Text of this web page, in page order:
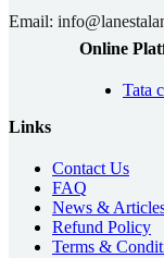
Email:
Online
Tata
Links
Contact Us
FAQ
News &
Refund Policy
Terms &